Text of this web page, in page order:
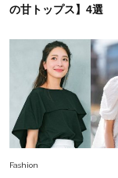
40
「
今
に
の甘トップス】4選
Fashion